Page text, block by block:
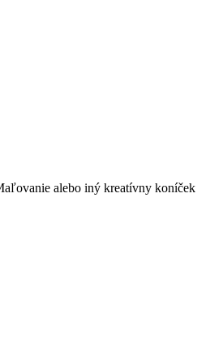
alebo iný kreatívny koníček